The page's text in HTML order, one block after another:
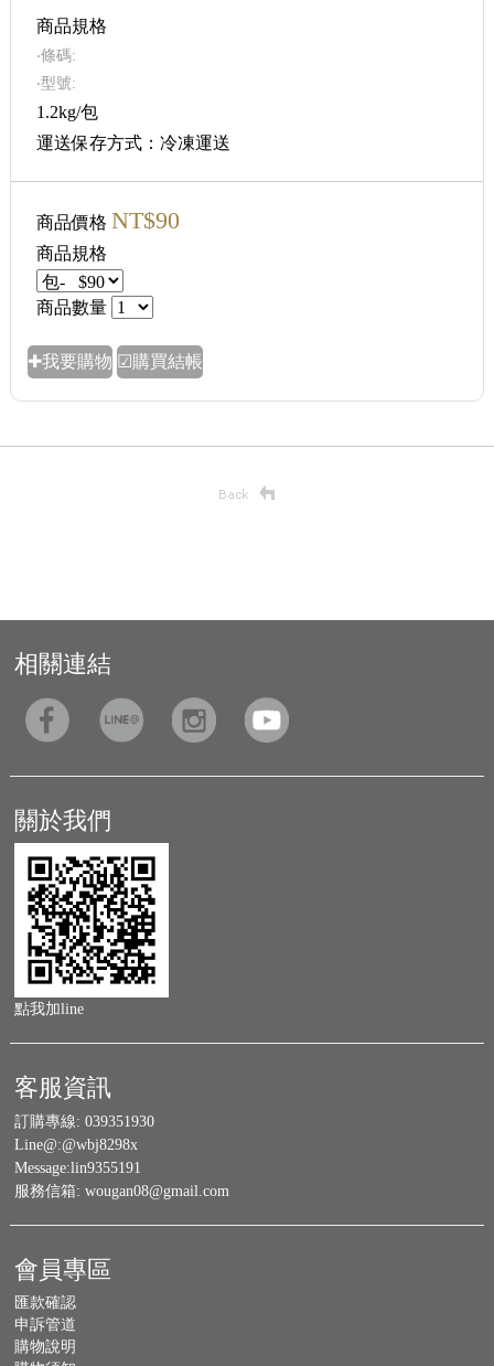
商品規格
‧條碼:
‧型號:
1.2kg/包
運送保存方式：冷凍運送
商品價格 NT$90
商品規格
商品數量
✚我要購物 ☑購買結帳
相關連結
關於我們
點我加line
客服資訊
訂購專線:039351930
Line@:@wbj8298x
Message:lin9355191
服務信箱:wougan08@gmail.com
會員專區
匯款確認
申訴管道
購物說明